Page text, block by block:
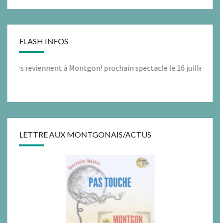
FLASH INFOS
reviennent à Montgon! prochain spectacle le 16 juillet à 11h00
LETTRE AUX MONTGONAIS/ACTUS